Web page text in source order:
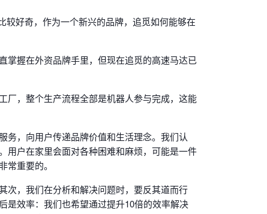
好奇，作为一个新兴的品牌，追觅如何能够在
掌握在外资品牌手里，但现在追觅的高速马达已
厂，整个生产流程全部是机器人参与完成，这能
务，向用户传递品牌价值和生活理念。我们认
用户在家里会面对各种困难和麻烦，可能是一件
重要的。
次，我们在分析和解决问题时，要反其道而行
是效率：我们也希望通过提升10倍的效率解决